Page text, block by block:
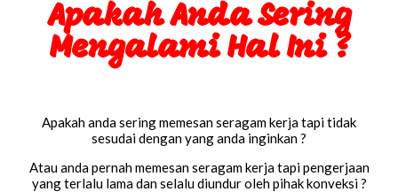
Apakah Anda Sering
Mengalami Hal Ini ?
Apakah anda sering memesan seragam kerja tapi tidak
sesudai dengan yang anda inginkan ?
Atau anda pernah memesan seragam kerja tapi pengerjaan
yang terlalu lama dan selalu diundur oleh pihak konveksi ?